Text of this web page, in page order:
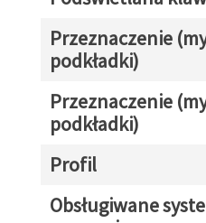
Przeznaczenie
podkładki)
Przeznaczenie
podkładki)
Profil
Obsługiwane